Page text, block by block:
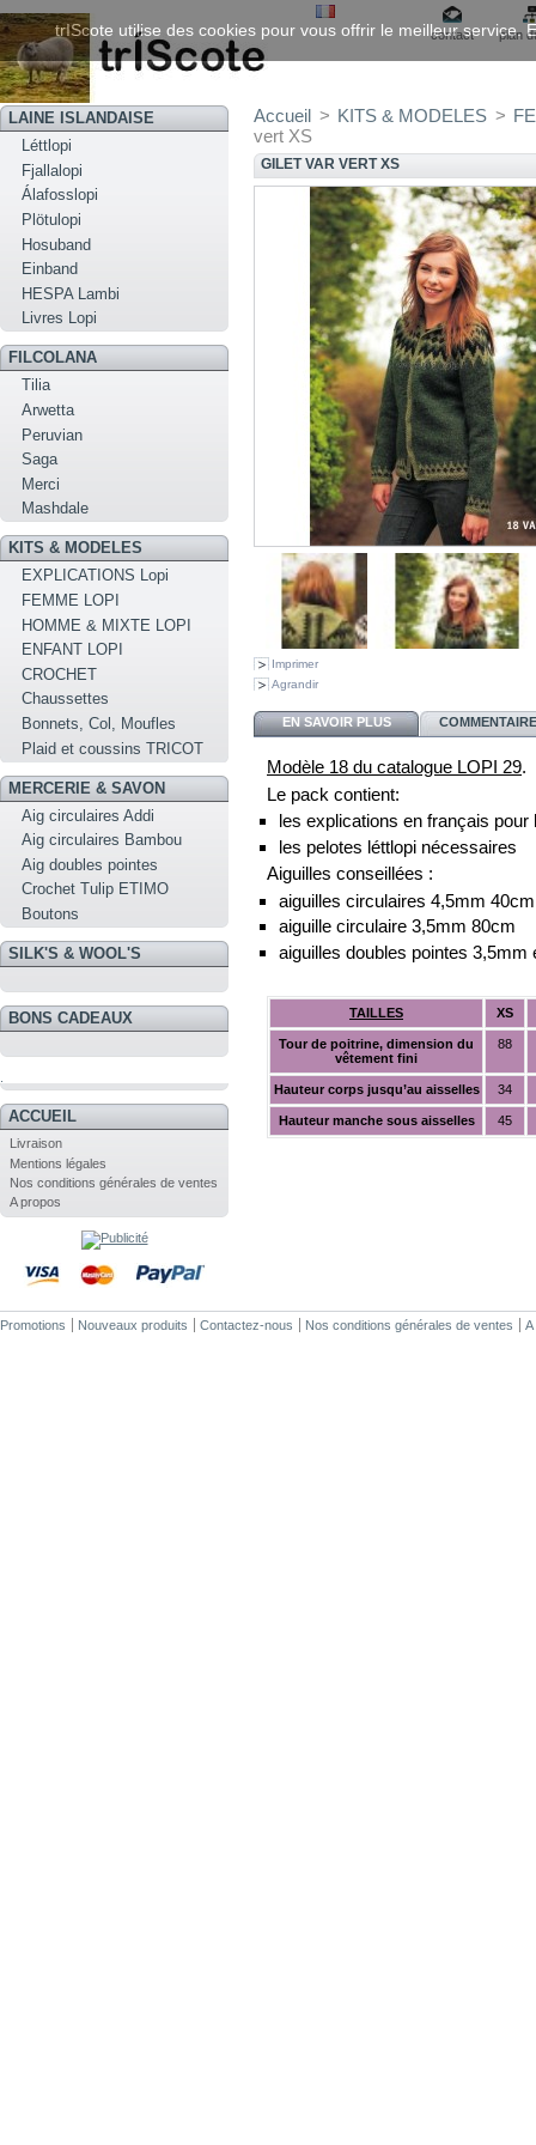
contact plan
LAINE ISLANDAISE
Léttlopi
Fjallalopi
Álafosslopi
Plötulopi
Hosuband
Einband
HESPA Lambi
Livres Lopi
FILCOLANA
Tilia
Arwetta
Peruvian
Saga
Merci
Mashdale
KITS & MODELES
EXPLICATIONS Lopi
FEMME LOPI
HOMME & MIXTE LOPI
ENFANT LOPI
CROCHET
Chaussettes
Bonnets, Col, Moufles
Plaid et coussins TRICOT
MERCERIE & SAVON
Aig circulaires Addi
Aig circulaires Bambou
Aig doubles pointes
Crochet Tulip ETIMO
Boutons
SILK'S & WOOL'S
BONS CADEAUX
ACCUEIL
Livraison
Mentions légales
Nos conditions générales de ventes
A propos
Accueil > KITS & MODELES >
vert XS
GILET VAR VERT XS
Imprimer
Agrandir
EN SAVOIR PLUS
Modèle 18 du catalogue LOPI 29.
Le pack contient:
les explications en français pour
les pelotes léttlopi nécessaires
Aiguilles conseillées :
aiguilles circulaires 4,5mm
aiguille circulaire 3,5mm 80cm
aiguilles doubles pointes 3,5mm
TAILLES XS
Tour de poitrine, dimension du
vêtement fini
88
Hauteur corps jusqu’au aisselles 34
Hauteur manche sous aisselles 45
Promotions Nouveaux produits Contactez-nous Nos conditions générales de ventes A
trIScote utilise des cookies pour vous offrir le meilleur